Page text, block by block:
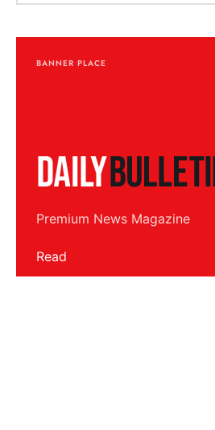
BANNER PLACE
Premium News Magazine
Read